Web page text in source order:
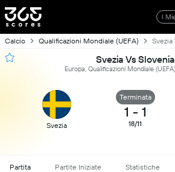
I
Calcio Qualificazioni Mondiale (UEFA) Svezia
Svezia Vs Slovenia
Europa, Qualificazioni Mondiale
Svezia
Terminata
1 - 1
18/11
Partita Partite Iniziate Statistiche